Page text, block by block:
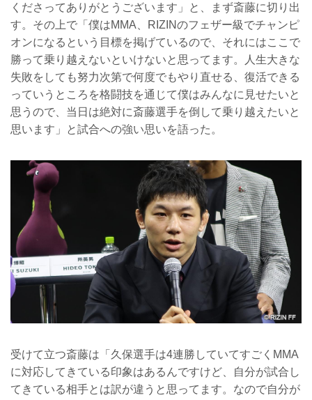
くださってありがとうございます」と、まず斎藤に切り出
す。その上で「僕はMMA、RIZINのフェザー級でチャンピ
オンになるという目標を掲げているので、それにはここで
勝って乗り越えないといけないと思ってます。人生大きな
失敗をしても努力次第で何度でもやり直せる、復活できる
っていうところを格闘技を通じて僕はみんなに見せたいと
思うので、当日は絶対に斎藤選手を倒して乗り越えたいと
思います」と試合への強い思いを語った。
受けて立つ斎藤は「久保選手は4連勝していてすごくMMA
に対応してきている印象はあるんですけど、自分が試合し
てきている相手とは訳が違うと思ってます。なので自分が